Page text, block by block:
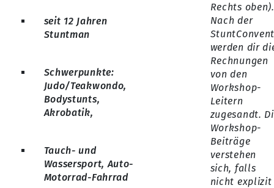
seit 12 Jahren
Stuntman
Schwerpunkte:
Judo/Teakwondo,
Bodystunts,
Akrobatik,
Tauch- und
Wassersport, Auto-
Motorrad-Fahrrad
Rechts oben).
Nach der
werden dir
Rechnungen
von den
Workshop-
Leitern
zugesandt.
Workshop-
Beiträge
verstehen
sich, falls
nicht explizit